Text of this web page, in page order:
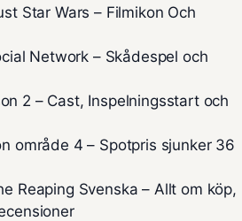
Star Wars – Filmikon Och
Network – Skådespel och
2 – Cast, Inspelningsstart och
område 4 – Spotpris sjunker 36
Reaping Svenska – Allt om köp,